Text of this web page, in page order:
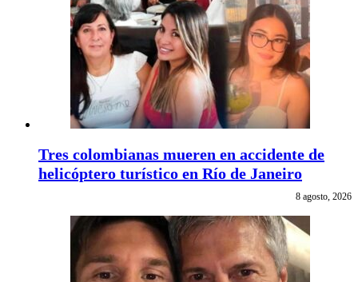
Tres colombianas mueren en accidente de
helicóptero turístico en Río de Janeiro
8 agosto, 2026